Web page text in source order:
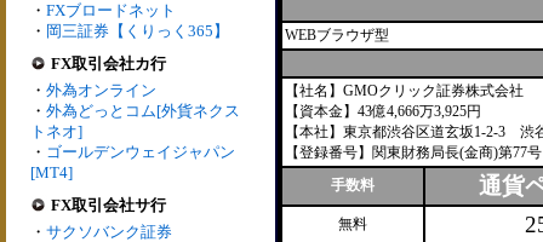
・ FXブロードネット
・ 岡三証券【くりっく365】
FX取引会社カ行
・ 外為オンライン
・ 外為どっとコム[外貨ネクス
トネオ]
・ ゴールデンウェイジャパン
[MT4]
FX取引会社サ行
・ サクソバンク証券
WEBブラウザ型
【社名】GMOクリック証券株式会社
【資本金】43億4,666万3,925円
【本社】東京都渋谷区道玄坂1-2-3 渋
【登録番号】関東財務局長(金商)第77号
手数料
通貨
無料